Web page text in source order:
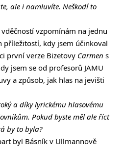
ale i namluvíte. Neškodí to
vzpomínám na jednu
příležitostí, kdy jsem účinkoval
první verze Bizetovy Carmen s
jsem se od profesorů JAMU
a způsob, jak hlas na jevišti
a díky lyrickému hlasovému
Pokud byste měl ale říct
by to byla?
byl Básník v Ullmannově